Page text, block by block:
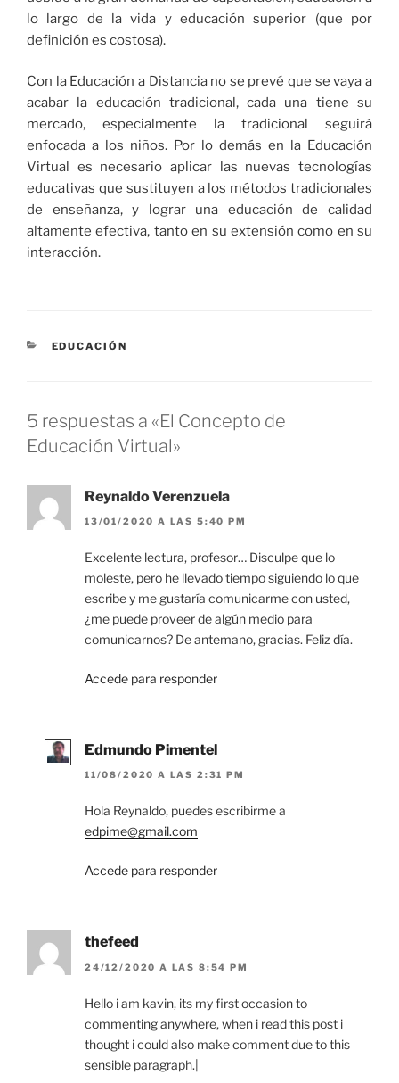
lo largo de la vida y educación superior (que por
definición es costosa).
Con la Educación a Distancia no se prevé que se vaya a
acabar la educación tradicional, cada una tiene su
mercado, especialmente la tradicional seguirá
enfocada a los niños. Por lo demás en la Educación
Virtual es necesario aplicar las nuevas tecnologías
educativas que sustituyen a los métodos tradicionales
de enseñanza, y lograr una educación de calidad
altamente efectiva, tanto en su extensión como en su
interacción.
CATEGORÍAS
EDUCACIÓN
5 respuestas a «El Concepto de
Educación Virtual»
Reynaldo Verenzuela
13/01/2020 A LAS 5:40 PM
Excelente lectura, profesor… Disculpe que lo
moleste, pero he llevado tiempo siguiendo lo que
escribe y me gustaría comunicarme con usted,
¿me puede proveer de algún medio para
comunicarnos? De antemano, gracias. Feliz día.
Accede para responder
Edmundo Pimentel
11/08/2020 A LAS 2:31 PM
Hola Reynaldo, puedes escribirme a
edpime@gmail.com
Accede para responder
thefeed
24/12/2020 A LAS 8:54 PM
Hello i am kavin, its my first occasion to
commenting anywhere, when i read this post i
thought i could also make comment due to this
sensible paragraph.|